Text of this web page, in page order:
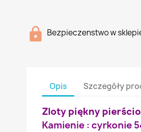
Bezpieczenstwo w
Opis Szczegóły
Zloty piękny
Kamienie : cyrkonie